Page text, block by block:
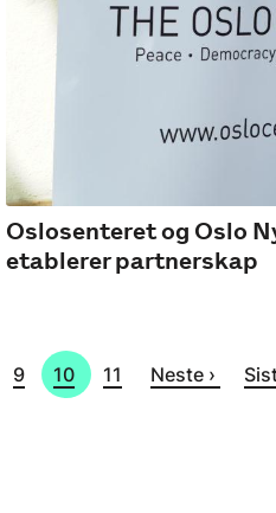
Oslosenteret og Oslo
etablerer partnerskap
Side
9 Side
10 Side
11 Neste side
Neste ›